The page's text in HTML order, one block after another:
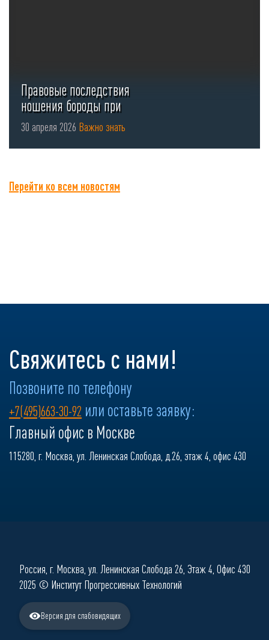
Правовые последствия
ношения бороды при
использовании СИЗ органов
...
30 апреля 2026 Важно знать
Перейти ко всем новостям
Свяжитесь с нами!
Позвоните по телефону
+7(495)663-30-92 или оставьте заявку:
Главный офис в Москве
115280, г. Москва, ул. Ленинская Слобода, д.26, этаж 4, офис 430
Россия, г. Москва, ул. Ленинская Слобода 26, Этаж 4, Офис 430
2025 © Институт Прогрессивных Технологий
Версия для слабовидящих